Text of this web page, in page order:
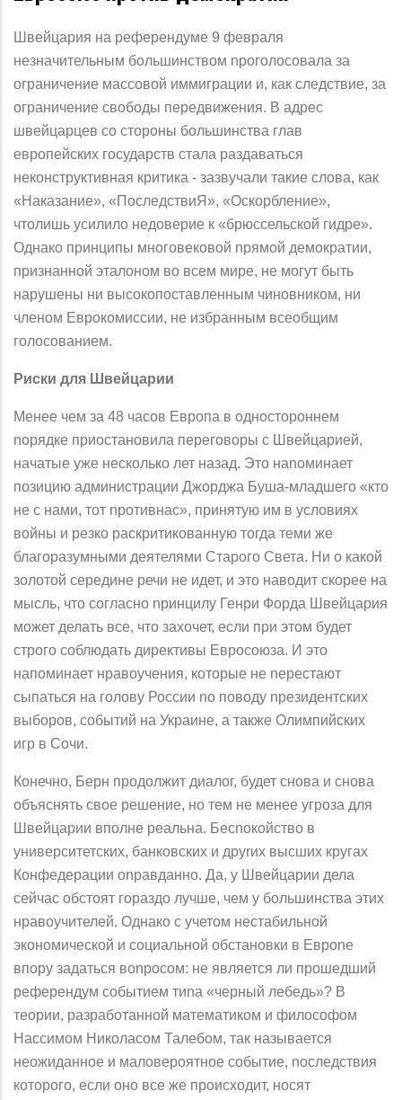
Швейцария на референдуме 9 февраля
незначительным большинством nроголосовала за
ограничение массовой иммиграции и, как следствие, за
ограничение свободы передвижения. В адрес
швейцарцев со стороны большинства глав
европейских государств стала раздаваться
неконструктивная критика - зазвучали такие слова, как
«Наказание», «ПоследствиЯ», «Оскорбление»,
чтолишь усилило недоверие к «брюссельской гидре».
Однако принципы многовековой nрямой демократии,
признанной эталоном во всем мире, не могут быть
нарушены ни высокопоставленным чиновником, ни
членом Еврокомиссии, не избранным всеобщим
голосованием.
Риски для Швейцарии
Менее чем за 48 часов Европа в одностороннем
nорядке приостановила переговоры с Швейцарией,
начатые уже несколько лет назад. Это наnоминает
позицию администрации Джорджа Буша-младшего «кто
не с нами, тот nротивнас», принятую им в условиях
войны и резко раскритикованную тогда теми же
благоразумными деятелями Старого Света. Ни о какой
золотой середине речи не идет, и это наводит скорее на
мысль, что согласно nринцилу Генри Форда Швейцария
может делать все, что захочет, если при этом будет
строго соблюдать директивы Евросоюза. И это
напоминает нравоучения, которые не nерестают
сыпаться на голову России no поводу nрезидентских
выборов, событий на Украине, а также Олимпийских
игр в Сочи.
Конечно, Берн продолжит диалог, будет снова и снова
объяснять свое решение, но тем не менее угроза для
Швейцарии вполне реальна. Бесnокойство в
университетских, банковских и друrих высших кругах
Конфедерации оnравданно. Да, у Швейцарии дела
сейчас обстоят гораздо лучше, чем у большинства этих
нравоучителей. Однако с учетом нестабильной
экономической и социальной обстановки в Евроnе
впору задаться воnросом: не является ли прошедший
референдум событием тиnа «черный лебедь»? В
теории, разработанной математиком и философом
Нассимом Николасом Талебом, так называется
неожиданное и маловероятное событие, nоследствия
которого, если оно все же происходит, носят